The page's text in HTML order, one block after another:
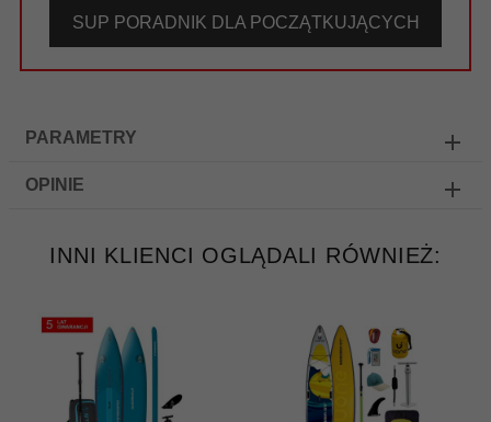
SUP PORADNIK DLA POCZĄTKUJĄCYCH
PARAMETRY
OPINIE
INNI KLIENCI OGLĄDALI RÓWNIEŻ: